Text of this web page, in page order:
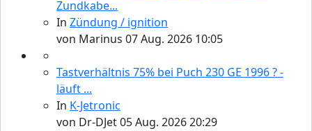
Zundkabe...
In Zündung / ignition
von Marinus 07 Aug. 2026 10:05
Tastverhältnis 75% bei Puch 230 GE 1996 ? -
läuft ...
In K-Jetronic
von Dr-DJet05 Aug. 2026 20:29